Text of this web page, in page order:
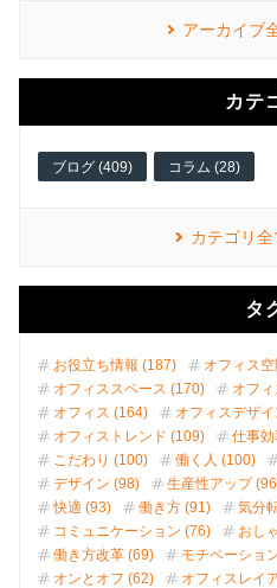
アーカイブ
カテ
ブログ (409) コラム (28)
カテゴリ
タ
お役立ち情報 (187)
オフィス
オフィススペース (170)
オフ
オフィス (164)
オフィスデザ
オフィストレンド (109)
仕事
こだわり (100)
働く人 (100)
デザイン (98)
生産性アップ
快適 (93)
働き方 (91) 気分
コミュニケーション (76)
おし
働き方改革 (69)
モチベーショ
オンとオフ (62)
オフィスレイ